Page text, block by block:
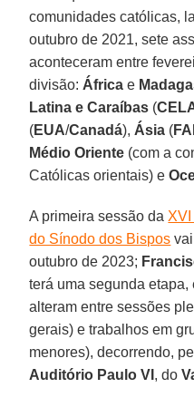
comunidades católicas,
outubro de 2021, sete
aconteceram entre
divisão: África e
Latina e Caraíbas (
(EUA/Canadá), Ásia (
Médio Oriente (com a
Católicas orientais) e
A primeira sessão da
do Sínodo dos Bispos
outubro de 2023;
terá uma segunda
alteram entre sessões
gerais) e trabalhos em
menores), decorrendo,
Auditório Paulo VI , do